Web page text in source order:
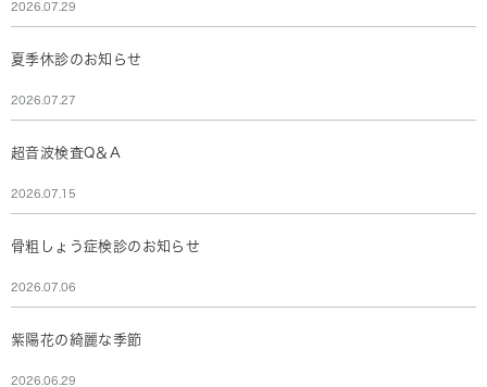
2026.07.29
夏季休診のお知らせ
2026.07.27
超音波検査Q＆A
2026.07.15
骨粗しょう症検診のお知らせ
2026.07.06
紫陽花の綺麗な季節
2026.06.29